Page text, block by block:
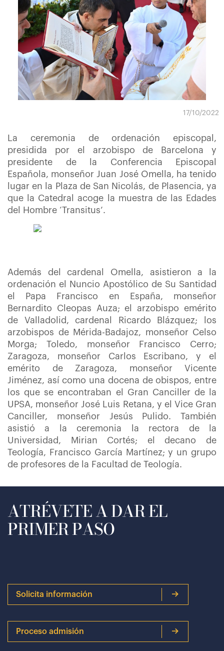
17/10/2022
La ceremonia de ordenación episcopal,
presidida por el arzobispo de Barcelona y
presidente de la Conferencia Episcopal
Española, monseñor Juan José Omella, ha tenido
lugar en la Plaza de San Nicolás, de Plasencia, ya
que la Catedral acoge la muestra de las Edades
del Hombre ‘Transitus’.
Además del cardenal Omella, asistieron a la
ordenación el Nuncio Apostólico de Su Santidad
el Papa Francisco en España, monseñor
Bernardito Cleopas Auza; el arzobispo emérito
de Valladolid, cardenal Ricardo Blázquez; los
arzobispos de Mérida-Badajoz, monseñor Celso
Morga; Toledo, monseñor Francisco Cerro;
Zaragoza, monseñor Carlos Escribano, y el
emérito de Zaragoza, monseñor Vicente
Jiménez, así como una docena de obispos, entre
los que se encontraban el Gran Canciller de la
UPSA, monseñor José Luis Retana, y el Vice Gran
Canciller, monseñor Jesús Pulido. También
asistió a la ceremonia la rectora de la
Universidad, Mirian Cortés; el decano de
Teología, Francisco García Martínez; y un grupo
de profesores de la Facultad de Teología.
ATRÉVETE A DAR EL
PRIMER PASO
Solicita información
Proceso admisión